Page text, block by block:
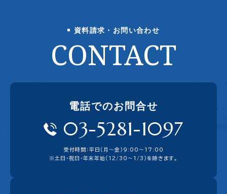
資料請求・お問い合わせ
CONTACT
電話でのお問合せ
03-5281-1097
受付時間：平日（月〜金）9:00〜17:00
※土日・祝日・年末年始（12/30～1/3）を除きます。